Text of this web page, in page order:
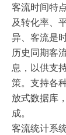
客流时间特
及转化率、
异、客流是
历史同期客
息，以供支
策。支持各
放式数据库
成。
客流统计系